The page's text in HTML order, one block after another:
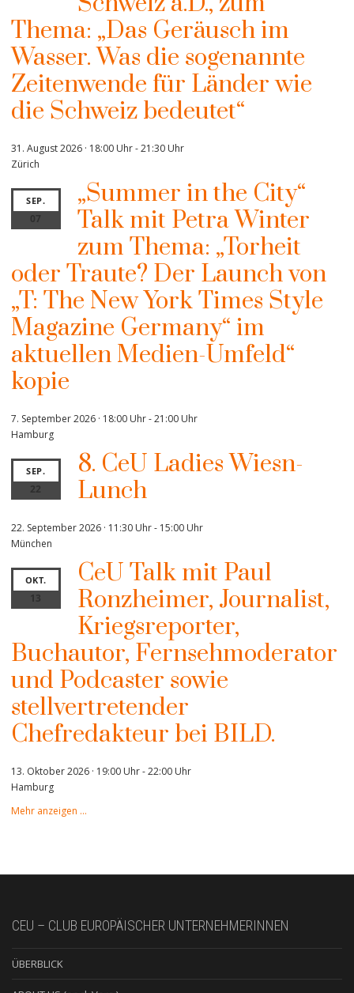
Thema: „Das Geräusch im
Wasser. Was die sogenannte
Zeitenwende für Länder wie
die Schweiz bedeutet“
31. August 2026 · 18:00 Uhr-21:30 Uhr
Zürich
SEP.
07
„Summer in the City“
Talk mit Petra Winter
zum Thema: „Torheit
oder Traute? Der Launch von
„T: The New York Times Style
Magazine Germany“ im
aktuellen Medien-Umfeld“
kopie
7. September 2026 · 18:00 Uhr-21:00 Uhr
Hamburg
SEP.
22
8. CeU Ladies Wiesn-
Lunch
22. September 2026 · 11:30 Uhr- 15:00 Uhr
München
OKT.
13
CeU Talk mit Paul
Ronzheimer, Journalist,
Kriegsreporter,
Buchautor, Fernsehmoderator
und Podcaster sowie
stellvertretender
Chefredakteur bei BILD.
13. Oktober 2026 · 19:00 Uhr-22:00 Uhr
Hamburg
Mehr anzeigen …
CEU – CLUB EUROPÄISCHER UNTERNEHMERINNEN
ÜBERBLICK